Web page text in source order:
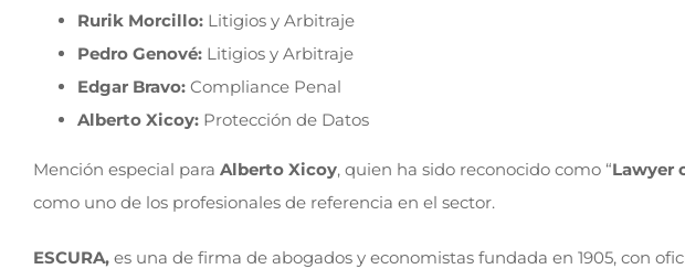
Rurik Morcillo: Litigios y Arbitraje
Pedro Genové: Litigios y Arbitraje
Edgar Bravo: Compliance Penal
Alberto Xicoy: Protección de Datos
Mención especial para Alberto Xicoy, quien ha sido reconocido como “Lawyer
como uno de los profesionales de referencia en el sector.
ESCURA, es una de firma de abogados y economistas fundada en 1905, con